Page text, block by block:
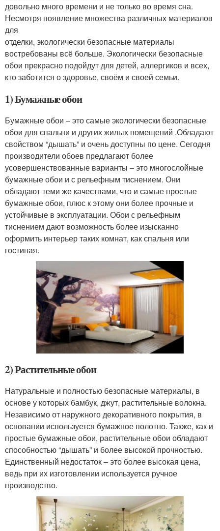
довольно много времени и не только во время сна.
Несмотря появление множества различных материалов
для
отделки, экологически безопасные материалы
востребованы всё больше. Экологически безопасные
обои прекрасно подойдут для детей, аллергиков и всех,
кто заботится о здоровье, своём и своей семьи.
1) Бумажные обои
Бумажные обои – это самые экологически безопасные
обои для спальни и других жилых помещений .Обладают
свойством “дышать” и очень доступны по цене. Сегодня
производители обоев предлагают более
усовершенствованные варианты – это многослойные
бумажные обои и с рельефным тиснением. Они
обладают теми же качествами, что и самые простые
бумажные обои, плюс к этому они более прочные и
устойчивые в эксплуатации. Обои с рельефным
тиснением дают возможность более изысканно
оформить интерьер таких комнат, как спальня или
гостиная.
2) Растительные обои
Натуральные и полностью безопасные материалы, в
основе у которых бамбук, джут, растительные волокна.
Независимо от наружного декоративного покрытия, в
основании используется бумажное полотно. Также, как и
простые бумажные обои, растительные обои обладают
способностью “дышать” и более высокой прочностью.
Единственный недостаток – это более высокая цена,
ведь при их изготовлении используется ручное
производство.